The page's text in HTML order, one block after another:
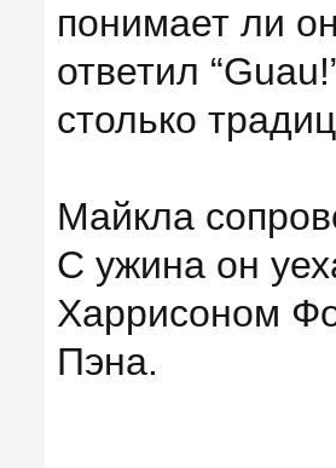
понимает ли
ответил
столько
Майкла
С ужина он
Харрисоном
Пэна.